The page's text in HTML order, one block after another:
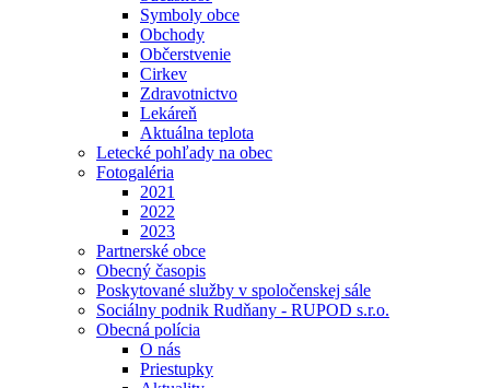
Symboly obce
Obchody
Občerstvenie
Cirkev
Zdravotnictvo
Lekáreň
Aktuálna teplota
Letecké pohľady na obec
Fotogaléria
2021
2022
2023
Partnerské obce
Obecný časopis
Poskytované služby v spoločenskej sále
Sociálny podnik Rudňany - RUPOD s.r.o.
Obecná polícia
O nás
Priestupky